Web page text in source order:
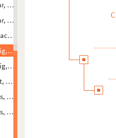
Gilbert
Gilbert
Joseph
Leroy Clinton
LeRoy Clinton
Daniel
Jean
Jean